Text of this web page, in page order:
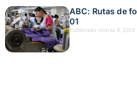
ABC: Rutas de
01
Publicado: marzo 8, 2019